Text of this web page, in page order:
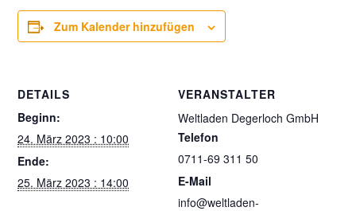
Zum Kalender hinzufügen
DETAILS
Beginn:
24. März 2023 : 10:00
Ende:
25. März 2023 : 14:00
VERANSTALTER
Weltladen Degerloch GmbH
Telefon
0711-69 311 50
E-Mail
info@weltladen-